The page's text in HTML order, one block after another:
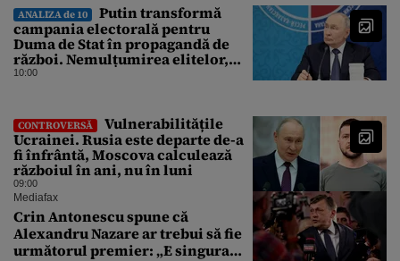
ANALIZA de 10
Putin transformă
campania electorală pentru
Duma de Stat în propagandă de
război. Nemulțumirea elitelor,
tratată cu indiferență la Kremlin
10:00
CONTROVERSĂ
Vulnerabilitățile
Ucrainei. Rusia este departe de-a
fi înfrântă, Moscova calculează
războiul în ani, nu în luni
09:00
Mediafax
Crin Antonescu spune că
Alexandru Nazare ar trebui să fie
următorul premier: „E singura